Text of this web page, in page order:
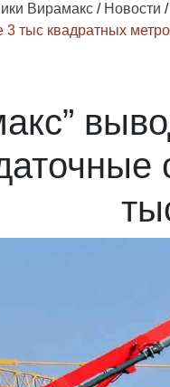
Вирамакс / Новости /
тыс квадратных